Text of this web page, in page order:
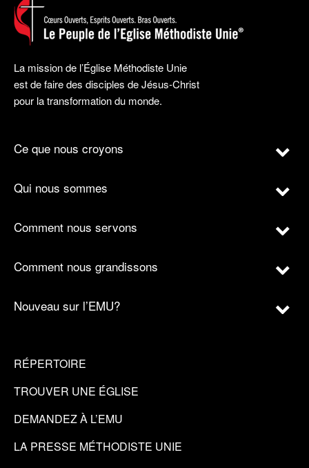
La mission de l’Église Méthodiste Unie
est de faire des disciples de Jésus-Christ
pour la transformation du monde.
Ce que nous croyons
Qui nous sommes
Comment nous servons
Comment nous grandissons
Nouveau sur l’EMU?
RÉPERTOIRE
TROUVER UNE ÉGLISE
DEMANDEZ À L’EMU
LA PRESSE MÉTHODISTE UNIE